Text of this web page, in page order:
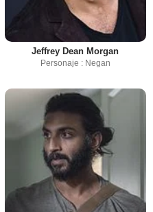
Jeffrey Dean Morgan
Personaje : Negan